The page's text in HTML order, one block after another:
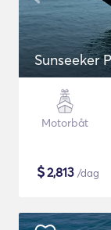
Sunseeker
Motorbåt
$2,813 /dag